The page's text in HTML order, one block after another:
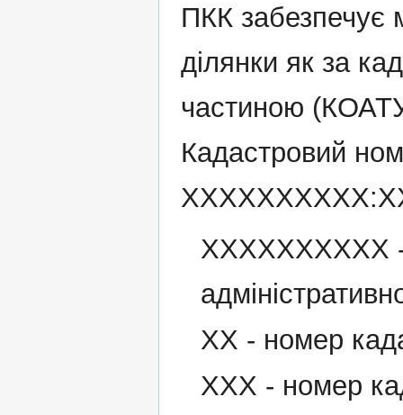
ПКК забезпечує
ділянки як за
частиною
Кадастровий
XXXXXXXXXX
XX - номер
XXX - номер